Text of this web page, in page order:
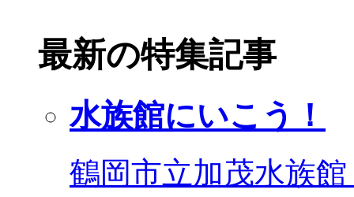
最新の特集記事
水族館にいこう！
鶴岡市立加茂水族